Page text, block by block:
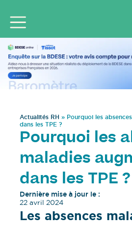
Actualités RH » Pourquoi les
dans les TPE ?
Pourquoi les
maladies
dans les TPE ?
Dernière mise à jour le :
22 avril 2024
Les absences